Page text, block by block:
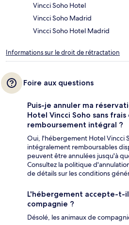
Vincci Soho Hotel
Vincci Soho Madrid
Vincci Soho Hotel Madrid
Informations sur le droit de rétractation
Foire aux questions
Puis-je annuler ma
Hotel Vincci Soho sans
remboursement intégral ?
Oui, l'hébergement Hotel Vincci
intégralement remboursables
peuvent être annulées jusqu'à
Consultez la politique
de détails sur les conditions
L'hébergement accepte-t-il
compagnie ?
Désolé, les animaux de